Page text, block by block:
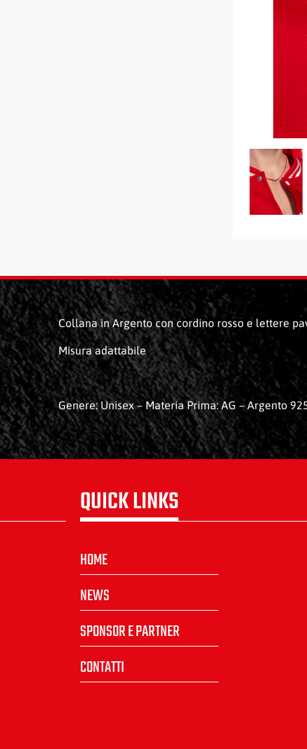
Collana in Argento con cordino rosso e lettere
Misura adattabile
Genere: Unisex – Materia Prima: AG – Argento
QUICK LINKS
HOME
NEWS
SPONSOR E PARTNER
CONTATTI